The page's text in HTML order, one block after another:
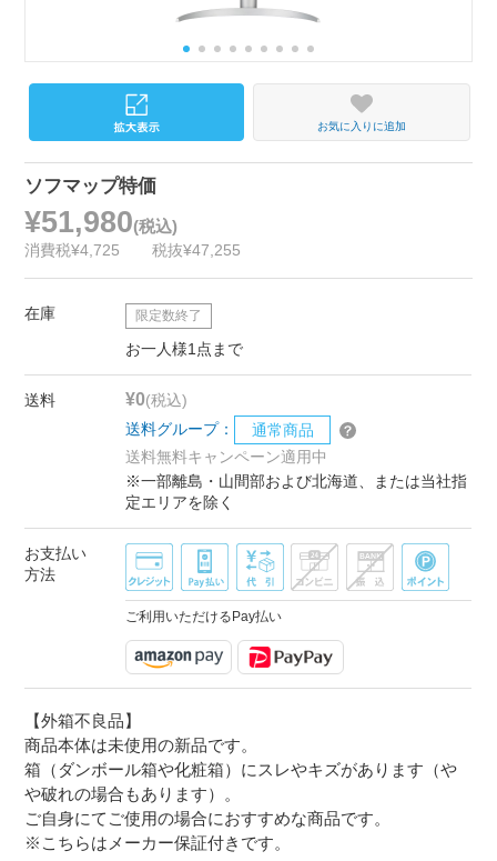
お気に入りに追加
ソフマップ特価
¥51,980(税込)
消費税¥4,725 税抜¥47,255
在庫 限定数終了
お一人様1点まで
送料 ¥0(税込)
送料グループ：
通常商品
送料無料キャンペーン適用中
※一部離島・山間部および北海道、または当社指
定エリアを除く
お支払い
方法
ご利用いただけるPay払い
【外箱不良品】
商品本体は未使用の新品です。
箱（ダンボール箱や化粧箱）にスレやキズがあります（や
や破れの場合もあります）。
ご自身にてご使用の場合におすすめな商品です。
※こちらはメーカー保証付きです。